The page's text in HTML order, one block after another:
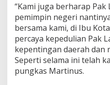
“Kami juga berharap Pak
pemimpin negeri
bersama kami, di Ibu
percaya kepedulian Pak
kepentingan daerah dan
Seperti selama ini telah
pungkas Martinus.